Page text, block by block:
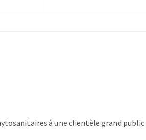
à une clientèle grand